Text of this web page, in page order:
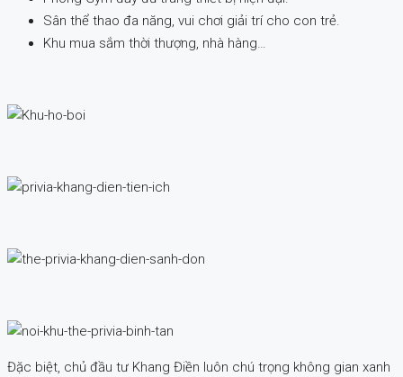
Sân thể thao đa năng, vui chơi giải trí cho con trẻ.
Khu mua sắm thời thượng, nhà hàng…
Đặc biệt, chủ đầu tư Khang Điền luôn chú trọng không gian xanh